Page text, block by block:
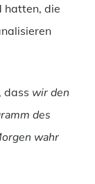
hatten, die
dass wir den
des
wahr